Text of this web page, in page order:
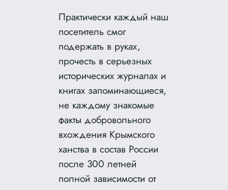
Практически каждый наш
посетитель смог
подержать в руках,
прочесть в серьезных
исторических журналах и
книгах запоминающиеся,
не каждому знакомые
факты добровольного
вхождения Крымского
ханства в состав России
после 300 летней
полной зависимости от